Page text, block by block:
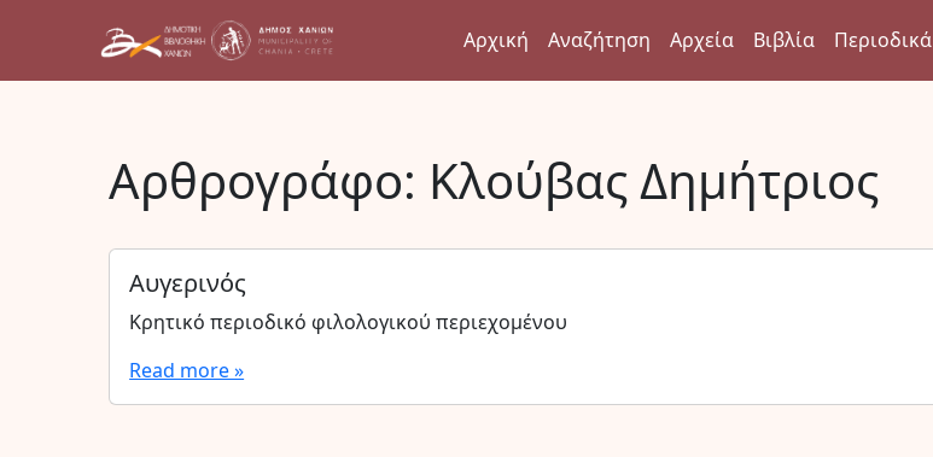
Αρχική Αναζήτηση Αρχεία Βιβλία Περιοδικά
Αρθρογράφο: Κλούβας Δημήτριος
Αυγερινός
Κρητικό περιοδικό φιλολογικού περιεχομένου
Read more »